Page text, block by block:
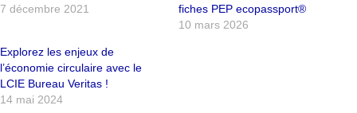
7 décembre 2021
fiches PEP ecopassport®
10 mars 2026
Explorez les enjeux de
l’économie circulaire avec le
LCIE Bureau Veritas !
14 mai 2024